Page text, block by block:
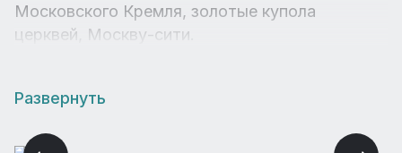
Московского Кремля, золотые купола
церквей, Москву-сити.
Развернуть